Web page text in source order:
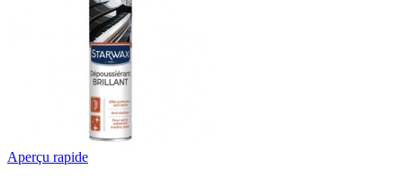
Aperçu rapide